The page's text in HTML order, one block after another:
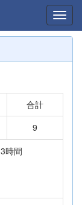
合計
9
間